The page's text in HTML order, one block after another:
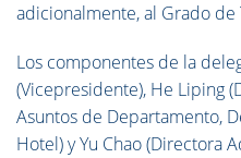
adicionalmente, al Grado
Los componentes de la
(Vicepresidente), He Liping
Asuntos de Departamento,
Hotel) y Yu Chao (Directora